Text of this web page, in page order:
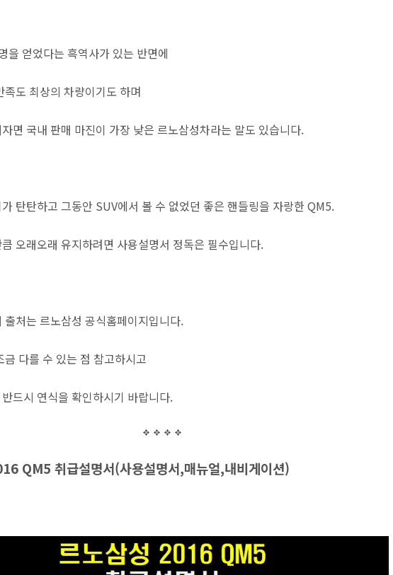
을 얻었다는 흑역사가 있는 반면에
족도 최상의 차량이기도 하며
면 국내 판매 마진이 가장 낮은 르노삼성차라는 말도 있습니다.
탄탄하고 그동안 SUV에서 볼 수 없었던 좋은 핸들링을 자랑한 QM5.
오래오래 유지하려면 사용설명서 정독은 필수입니다.
출처는 르노삼성 공식홈페이지입니다.
금 다를 수 있는 점 참고하시고
드시 연식을 확인하시기 바랍니다.
QM5 취급설명서(사용설명서,매뉴얼,내비게이션)